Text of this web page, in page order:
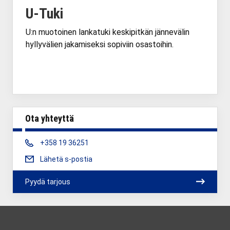
U-Tuki
U:n muotoinen lankatuki keskipitkän jännevälin
hyllyvälien jakamiseksi sopiviin osastoihin.
Ota yhteyttä
Phone:
+358 19 36251
Lähetä s-postia
Pyydä tarjous